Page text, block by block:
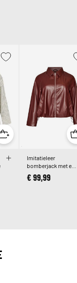
Imitatieleer
bomberjack met een
zoom met trekkoord
€ 99,99